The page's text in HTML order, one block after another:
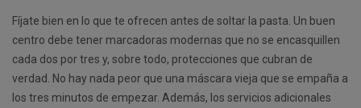
Fíjate bien en lo que te ofrecen antes de soltar la pasta. Un buen
centro debe tener marcadoras modernas que no se encasquillen
cada dos por tres y, sobre todo, protecciones que cubran de
verdad. No hay nada peor que una máscara vieja que se empaña a
los tres minutos de empezar. Además, los servicios adicionales